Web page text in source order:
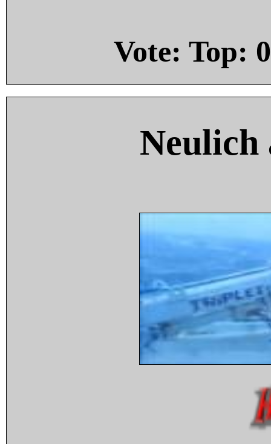
Vote: Top: 0
Neulich